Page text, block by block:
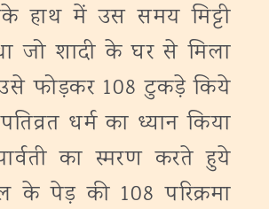
हाथ में उस समय मिट्टी
जो शादी के घर से मिला
फोड़कर 108 टुकड़े किये
धर्म का ध्यान किया
का स्मरण करते हुये
के पेड़ की 108 परिक्रमा